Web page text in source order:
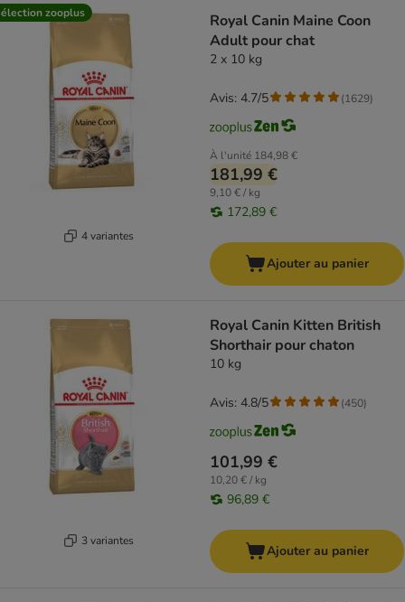
zooplus
4 variantes
Royal Canin Maine Coon
Adult pour chat
2 x 10 kg
À l'unité 184,98 €
181,99 €
9,10 € / kg
172,89 €
Avis: 4.7/5 (1629)
Ajouter au panier
3 variantes
Royal Canin Kitten British
Shorthair pour chaton
10 kg
101,99 €
10,20 € / kg
96,89 €
Avis: 4.8/5 (450)
Ajouter au panier